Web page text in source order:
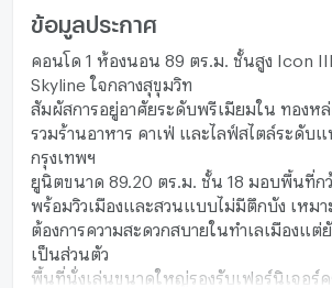
ข้อมูลประกาศ
คอนโด 1 ห้องนอน 89 ตร.ม. ชั้นสูง Icon
Skyline ใจกลางสุขุมวิท
สัมผัสการอยู่อาศัยระดับพรีเมียมใน ทองห
รวมร้านอาหาร คาเฟ่ และไลฟ์สไตล์ระดับ
กรุงเทพฯ
ยูนิตขนาด 89.20 ตร.ม. ชั้น 18 มอบพื้นที่กว้า
พร้อมวิวเมืองและสวนแบบไม่มีตึกบัง เหม
ต้องการความสะดวกสบายในทำเลเมืองแต่
เป็นส่วนตัว
พื้นที่นั่งเล่นขนาดใหญ่รองรับเฟอร์นิเจอร์